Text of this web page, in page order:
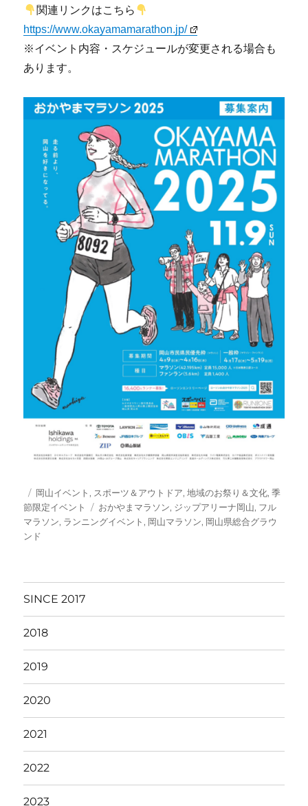
関連リンクはこちら
https://www.okayamamarathon.jp/
※イベント内容・スケジュールが変更される場合も
あります。
投
稿
日:
カ
テ
ゴ
リ
岡山イベント , スポーツ＆アウトドア,地域のお祭り＆文化,季
節限定イベント
タ
グ
おかやまマラソン, ジップアリーナ岡山, フル
マラソン, ランニングイベント , 岡山マラソン, 岡山県総合グラウ
ンド
SINCE 2017
2018
2019
2020
2021
2022
2023